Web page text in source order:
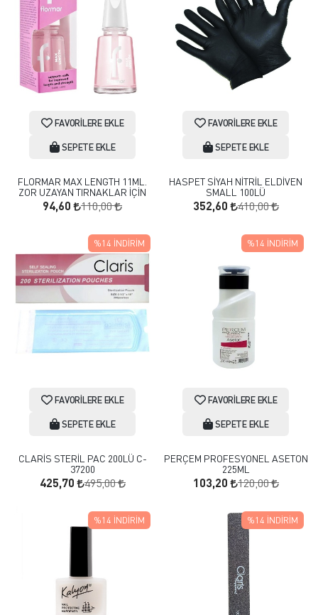
FAVORILERE EKLE
SEPETE EKLE
FLORMAR MAX LENGTH 11ML.
ZOR UZAYAN TIRNAKLAR İÇİN
94,60 110,00
FAVORILERE EKLE
SEPETE EKLE
HASPET SİYAH NİTRİL ELDİVEN
SMALL 100LÜ
352,60 410,00
FAVORILERE EKLE
SEPETE EKLE
CLARİS STERİL PAC 200LÜ C-
37200
425,70 495,00
%14 İNDIRIM
FAVORILERE EKLE
SEPETE EKLE
PERÇEM PROFESYONEL ASETON
225ML
103,20 120,00
%14 İNDIRIM
%14 İNDIRIM %14 İNDIRIM